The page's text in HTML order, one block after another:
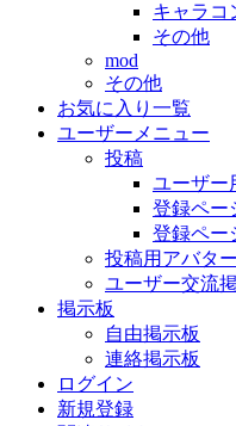
キャラコ
その他
mod
その他
お気に入り一覧
ユーザーメニュー
投稿
ユーザー
登録ペー
登録ペー
投稿用アバタ
ユーザー交流
掲示板
自由掲示板
連絡掲示板
ログイン
新規登録